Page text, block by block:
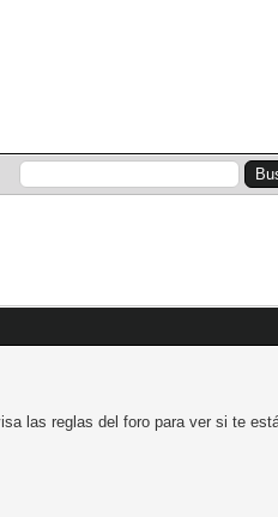
las reglas del foro para ver si te